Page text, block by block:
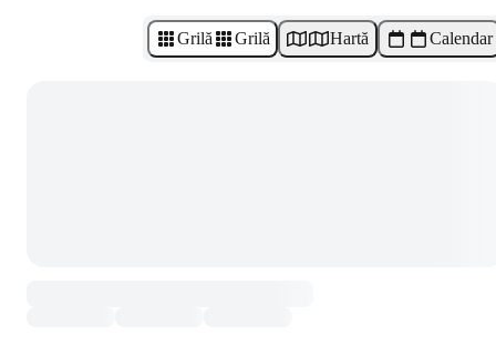
Grilă Grilă Hartă Calendar